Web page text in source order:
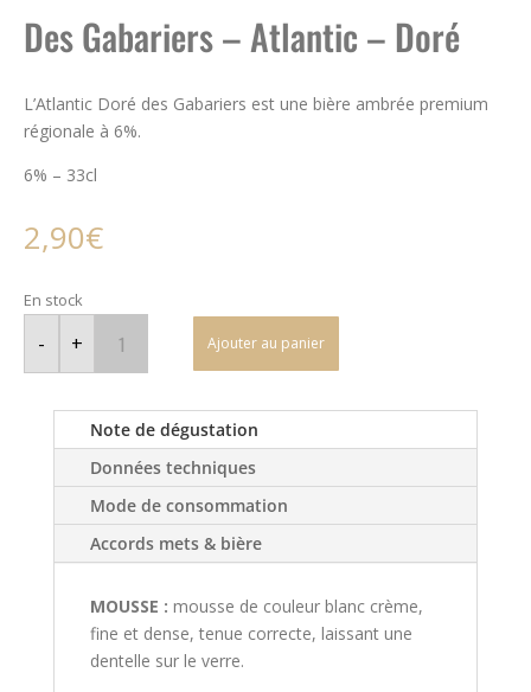
Des Gabariers – Atlantic – Doré
L’Atlantic Doré des Gabariers est une bière ambrée premium
régionale à 6%.
6% – 33cl
2,90€
En stock
-
quantité
Des
Gabariers
-
Doré
+ Ajouter au panier
Note de dégustation
Données techniques
Mode de consommation
Accords mets & bière
MOUSSE : mousse de couleur blanc crème,
fine et dense, tenue correcte, laissant une
dentelle sur le verre.